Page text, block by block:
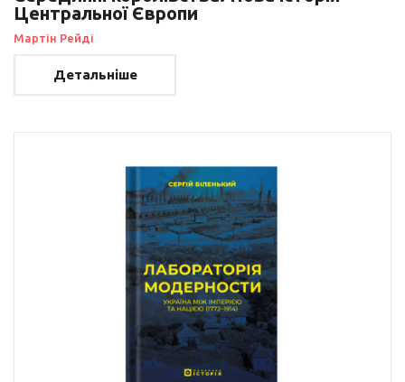
Центральної Європи
Мартін Рейді
Детальніше